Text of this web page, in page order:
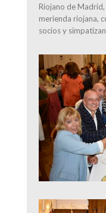
Riojano de Madrid,
merienda riojana,
socios y